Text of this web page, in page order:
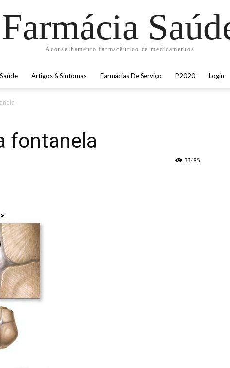
Farmácia
Aconselhamento farmacêutico de medicamentos
Artigos & Sintomas Farmácias De Serviço P2020 Login
fontanela
33485